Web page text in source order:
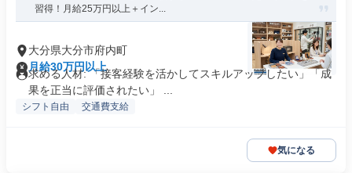
習得！月給25万円以上＋イン...
大分県大分市府内町
月給30万円以上
求める人材: 「接客経験を活かしてスキルアップしたい」「成
果を正当に評価されたい」 ...
シフト自由 交通費支給
気になる